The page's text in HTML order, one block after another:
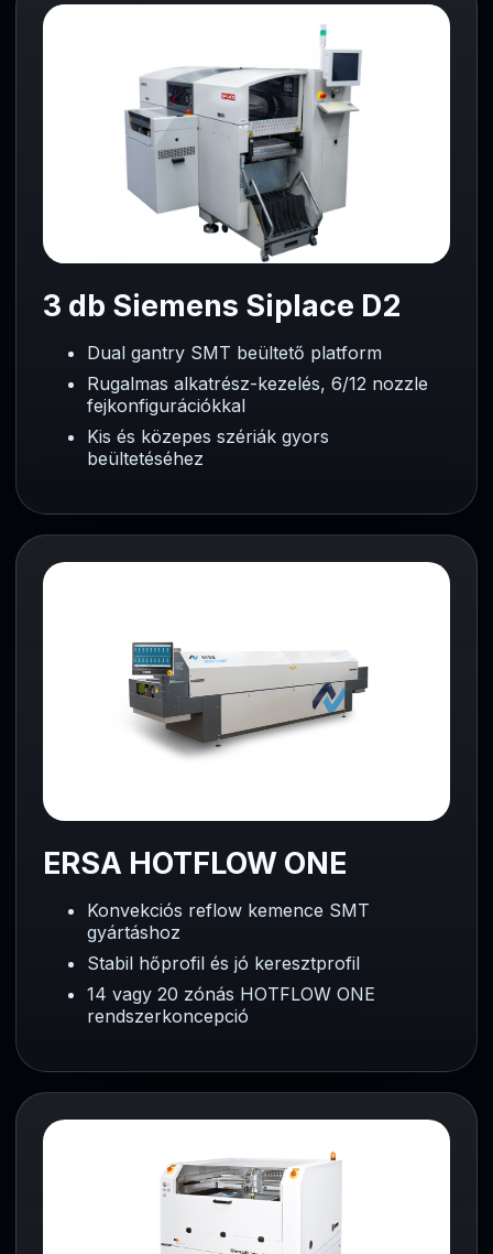
3 db Siemens Siplace D2
Dual gantry SMT beültető platform
Rugalmas alkatrész-kezelés, 6/12 nozzle
fejkonfigurációkkal
Kis és közepes szériák gyors
beültetéséhez
ERSA HOTFLOW ONE
Konvekciós reflow kemence SMT
gyártáshoz
Stabil hőprofil és jó keresztprofil
14 vagy 20 zónás HOTFLOW ONE
rendszerkoncepció